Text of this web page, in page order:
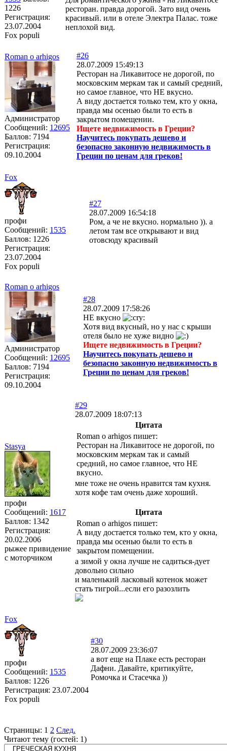
1226
Регистрация:
23.07.2004
Fox populi
ресторан. правда дорогой. Зато вид очень
красивый. или в отеле Электра Палас. тоже
неплохой вид.
Roman o arhigos
Администратор
Сообщений: 12695
Баллов: 7194
Регистрация:
09.10.2004
#26
28.07.2009 15:49:13
Ресторан на Ликавитосе не дорогой, по
московским меркам так и самый средний,
но самое главное, что НЕ вкусно.
А виду достается только тем, кто у окна,
правда мы осенью были то есть в
закрытом помещении.
Ищете недвижимость в Греции?
Научитесь покупать дешево и
безопасно законную недвижимость в
Греции по ценам для греков!
Fox
профи
Сообщений: 1535
Баллов: 1226
Регистрация:
23.07.2004
Fox populi
#27
28.07.2009 16:54:18
Ром, а че не вкусно. нормально )). а
летом там все открывают и вид
отовсюду красивый
Roman o arhigos
Администратор
Сообщений: 12695
Баллов: 7194
Регистрация:
09.10.2004
#28
28.07.2009 17:58:26
НЕ вкусно
Хотя вид вкусный, но у нас с крыши
отеля было не хуже видно
Ищете недвижимость в Греции?
Научитесь покупать дешево и
безопасно законную недвижимость в
Греции по ценам для греков!
Stasya
профи
Сообщений: 1617
Баллов: 1342
Регистрация:
20.02.2006
рыжее привидение
с моторчиком
#29
28.07.2009 18:07:13
Цитата
Roman o arhigos пишет:
Ресторан на Ликавитосе не дорогой, по
московским меркам так и самый
средний, но самое главное, что НЕ
вкусно.
мне тоже не очень нравится там кухня.
хотя кофе там очень даже хороший.
Цитата
Roman o arhigos пишет:
А виду достается только тем, кто у окна,
правда мы осенью были то есть в
закрытом помещении.
а зимой у окна лучше не садиться-дует
довольно сильно
и маленький ласковый котенок может
стать тигрой...если его разозлить
Fox
профи
Сообщений: 1535
Баллов: 1226
Регистрация: 23.07.2004
Fox populi
#30
28.07.2009 23:36:07
а вот еще на Плаке есть ресторан
Дафни. Давайте, критикуйте,
Ромочка и Стасечка ))
Страницы: 1 2 След.
Читают тему (гостей: 1)